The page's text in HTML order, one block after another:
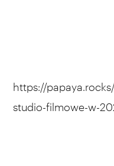
https://
studio-filmowe-w-